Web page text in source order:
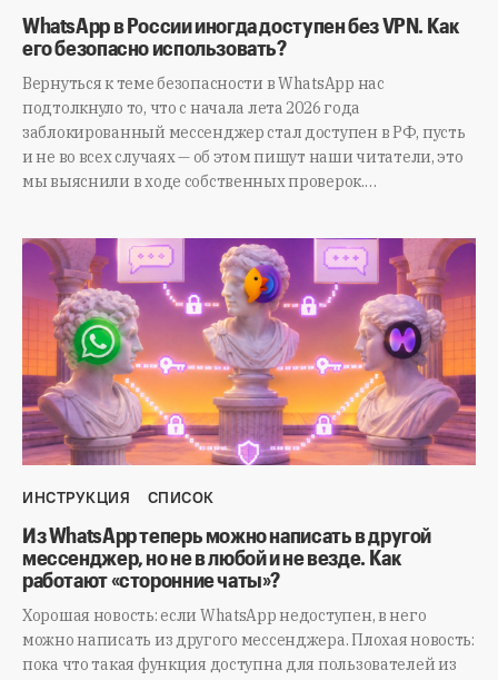
WhatsApp в России иногда доступен без VPN. Как
его безопасно использовать?
Вернуться к теме безопасности в WhatsApp нас
подтолкнуло то, что с начала лета 2026 года
заблокированный мессенджер стал доступен в РФ, пусть
и не во всех случаях — об этом пишут наши читатели, это
мы выяснили в ходе собственных проверок.…
ИНСТРУКЦИЯ СПИСОК
Из WhatsApp теперь можно написать в другой
мессенджер, но не в любой и не везде. Как
работают «сторонние чаты»?
Хорошая новость: если WhatsApp недоступен, в него
можно написать из другого мессенджера. Плохая новость:
пока что такая функция доступна для пользователей из